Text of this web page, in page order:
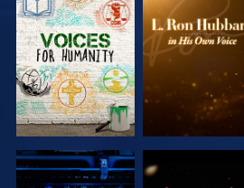
SERIE
ENTDECKEN
SERIE
ENTDECKEN